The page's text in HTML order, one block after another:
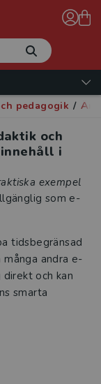
pedagogik /
och
i
exempel
som e-
tidsbegränsad
andra e-
och kan
smarta